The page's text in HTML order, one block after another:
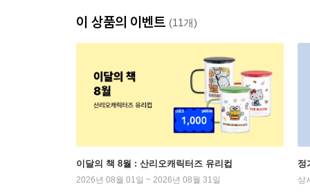
이 상품의 이벤트 (11개)
이달의 책 8월 : 산리오캐릭터즈 유리컵
2026년 08월 01일 ~ 2026년 08월 31일
정
상